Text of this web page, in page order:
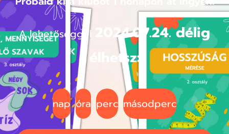
A lehetőséggel
2024.07.24. délig
élhetsz:
nap óra perc másodperc